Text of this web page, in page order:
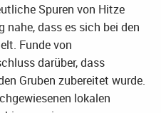
Spuren von Hitze
nahe, dass es sich bei den
Funde von
darüber, dass
Gruben zubereitet wurde.
lokalen